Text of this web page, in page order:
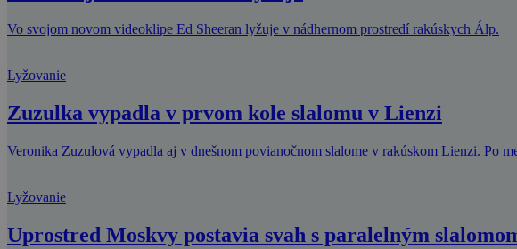
Vo svojom novom videoklipe Ed Sheeran lyžuje v nádhernom prostredí rakúskych Álp.
Lyžovanie
Zuzulka vypadla v prvom kole slalomu v Lienzi
Veronika Zuzulová vypadla aj v dnešnom povianočnom slalome v rakúskom Lienzi. Po
Lyžovanie
Uprostred Moskvy postavia svah s paralelným